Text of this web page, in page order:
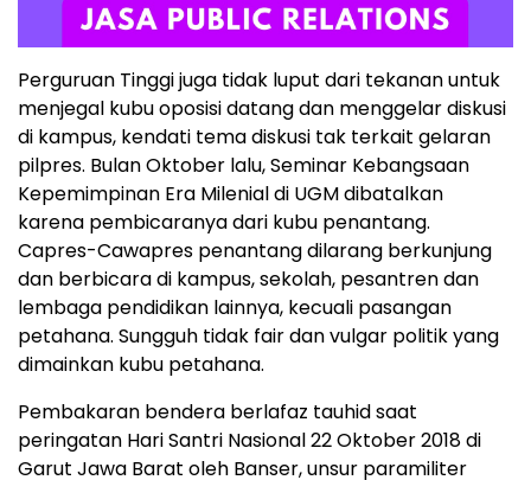
Perguruan Tinggi juga tidak luput dari tekanan untuk
menjegal kubu oposisi datang dan menggelar diskusi
di kampus, kendati tema diskusi tak terkait gelaran
pilpres. Bulan Oktober lalu, Seminar Kebangsaan
Kepemimpinan Era Milenial di UGM dibatalkan
karena pembicaranya dari kubu penantang.
Capres-Cawapres penantang dilarang berkunjung
dan berbicara di kampus, sekolah, pesantren dan
lembaga pendidikan lainnya, kecuali pasangan
petahana. Sungguh tidak fair dan vulgar politik yang
dimainkan kubu petahana.
Pembakaran bendera berlafaz tauhid saat
peringatan Hari Santri Nasional 22 Oktober 2018 di
Garut Jawa Barat oleh Banser, unsur paramiliter